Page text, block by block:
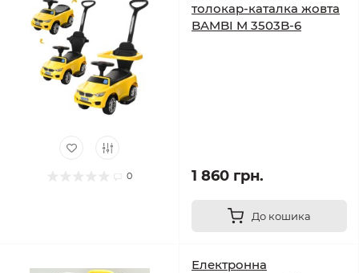
0
толокар-каталка жовта
BAMBI M 3503B-6
1 860 грн.
До кошика
Електронна